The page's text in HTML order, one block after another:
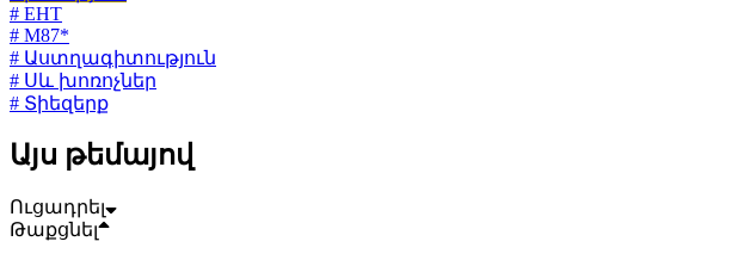
# EHT
# M87*
# Աստղագիտություն
# Սև խոռոչներ
# Տիեզերք
Այս թեմայով
Ուցադրել
Թաքցնել